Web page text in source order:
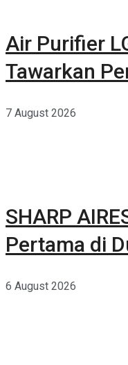
Air Purifier
Tawarkan
7 August 2026
SHARP
Pertama di
6 August 2026